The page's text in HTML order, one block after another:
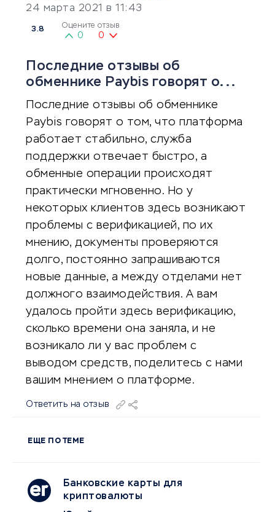
24 марта 2021 в 11:43
3.8 Оцените отзыв
0 0
Последние отзывы об
обменнике Paybis говорят о...
Последние отзывы об обменнике
Paybis говорят о том, что платформа
работает стабильно, служба
поддержки отвечает быстро, а
обменные операции происходят
практически мгновенно. Но у
некоторых клиентов здесь возникают
проблемы с верификацией, по их
мнению, документы проверяются
долго, постоянно запрашиваются
новые данные, а между отделами нет
должного взаимодействия. А вам
удалось пройти здесь верификацию,
сколько времени она заняла, и не
возникало ли у вас проблем с
выводом средств, поделитесь с нами
вашим мнением о платформе.
Ответить на отзыв
ЕЩЕ ПО ТЕМЕ
Банковские карты для
криптовалюты